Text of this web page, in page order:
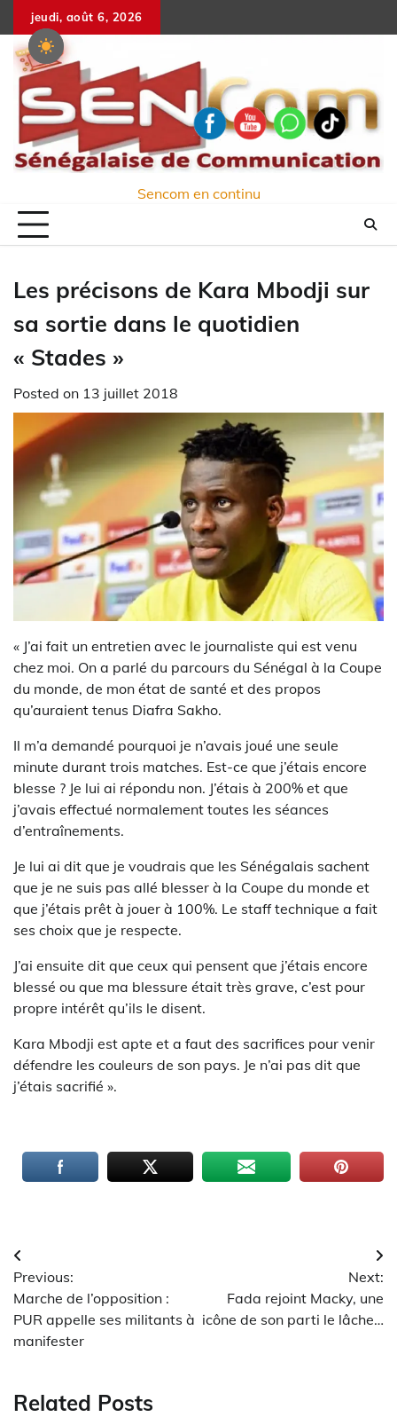
to
content
jeudi, août 6, 2026
Sencom en continu
Les précisons de Kara Mbodji sur
sa sortie dans le quotidien
« Stades »
Posted on 13 juillet 2018
« J’ai fait un entretien avec le journaliste qui est venu
chez moi. On a parlé du parcours du Sénégal à la Coupe
du monde, de mon état de santé et des propos
qu’auraient tenus Diafra Sakho.
Il m’a demandé pourquoi je n’avais joué une seule
minute durant trois matches. Est-ce que j’étais encore
blesse ? Je lui ai répondu non. J’étais à 200% et que
j’avais effectué normalement toutes les séances
d’entraînements.
Je lui ai dit que je voudrais que les Sénégalais sachent
que je ne suis pas allé blesser à la Coupe du monde et
que j’étais prêt à jouer à 100%. Le staff technique a fait
ses choix que je respecte.
J’ai ensuite dit que ceux qui pensent que j’étais encore
blessé ou que ma blessure était très grave, c’est pour
propre intérêt qu’ils le disent.
Kara Mbodji est apte et a faut des sacrifices pour venir
défendre les couleurs de son pays. Je n’ai pas dit que
j’étais sacrifié ».
Navigation
de
l’article
Previous:
Marche de l’opposition :
PUR appelle ses militants à
manifester
Next:
Fada rejoint Macky, une
icône de son parti le lâche…
Related Posts